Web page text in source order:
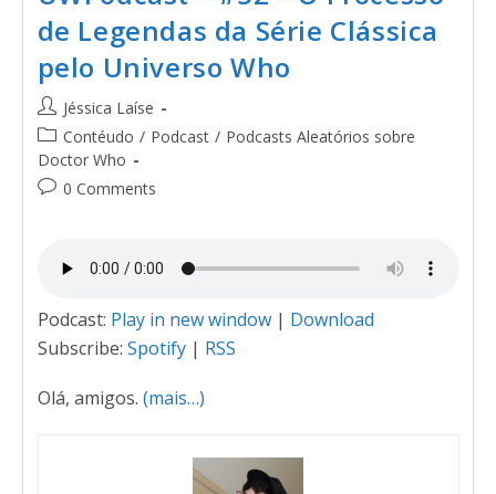
de Legendas da Série Clássica
pelo Universo Who
Jéssica Laíse
Contéudo / Podcast / Podcasts Aleatórios sobre
Doctor Who
0 Comments
Podcast: Play in new window| Download
Subscribe: Spotify| RSS
Olá, amigos. (mais…)